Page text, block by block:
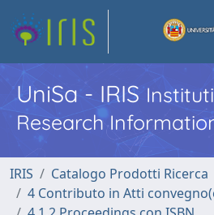
UniSa - IRIS
Research
IRIS
Catalogo Prodotti Ricerca
4 Contributo in Atti